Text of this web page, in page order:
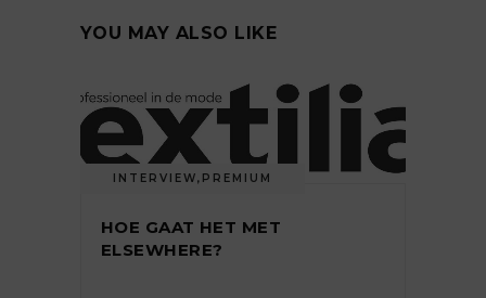
YOU MAY ALSO LIKE
INTERVIEW, PREMIUM
HOE GAAT HET MET
ELSEWHERE?